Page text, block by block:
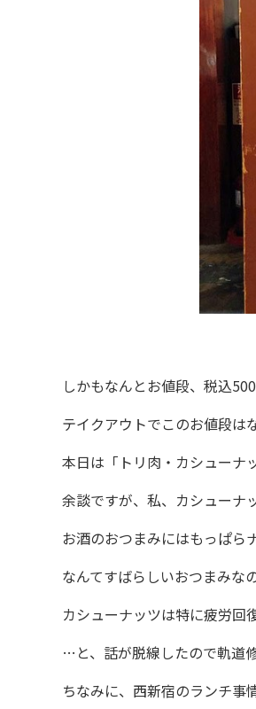
しかもなんとお値段、税込500
テイクアウトでこのお値段は
本日は「トリ肉・カシューナ
余談ですが、私、カシューナ
お酒のおつまみにはもっぱら
なんてすばらしいおつまみな
カシューナッツは特に疲労回
…と、話が脱線したので軌道修
ちなみに、西新宿のランチ事